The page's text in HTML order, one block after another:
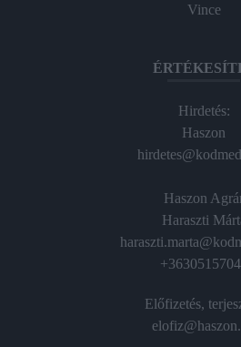
Vince
Hirdetés:
Haszon
Haszon
Haraszti
Előfizetés,